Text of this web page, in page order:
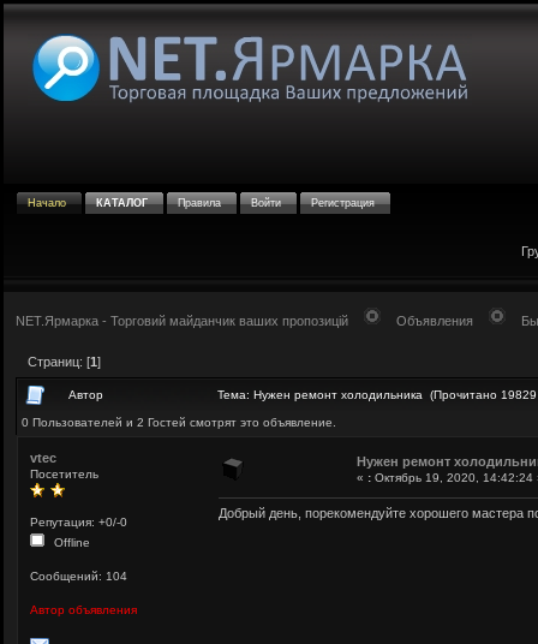
Начало КАТАЛОГ Правила Войти Регистрация
NET.Ярмарка - Торговий майданчик ваших пропозицій Объявления
Страниц: [1]
Автор Тема: Нужен ремонт холодильника (Прочитано 19829
0 Пользователей и 2 Гостей смотрят это объявление.
vtec
Посетитель
Репутация: +0/-0
Offline
Сообщений: 104
Автор объявления
Нужен ремонт
« : Октябрь 19, 2020, 14:42:24
Добрый день, порекомендуйте хорошего мастера